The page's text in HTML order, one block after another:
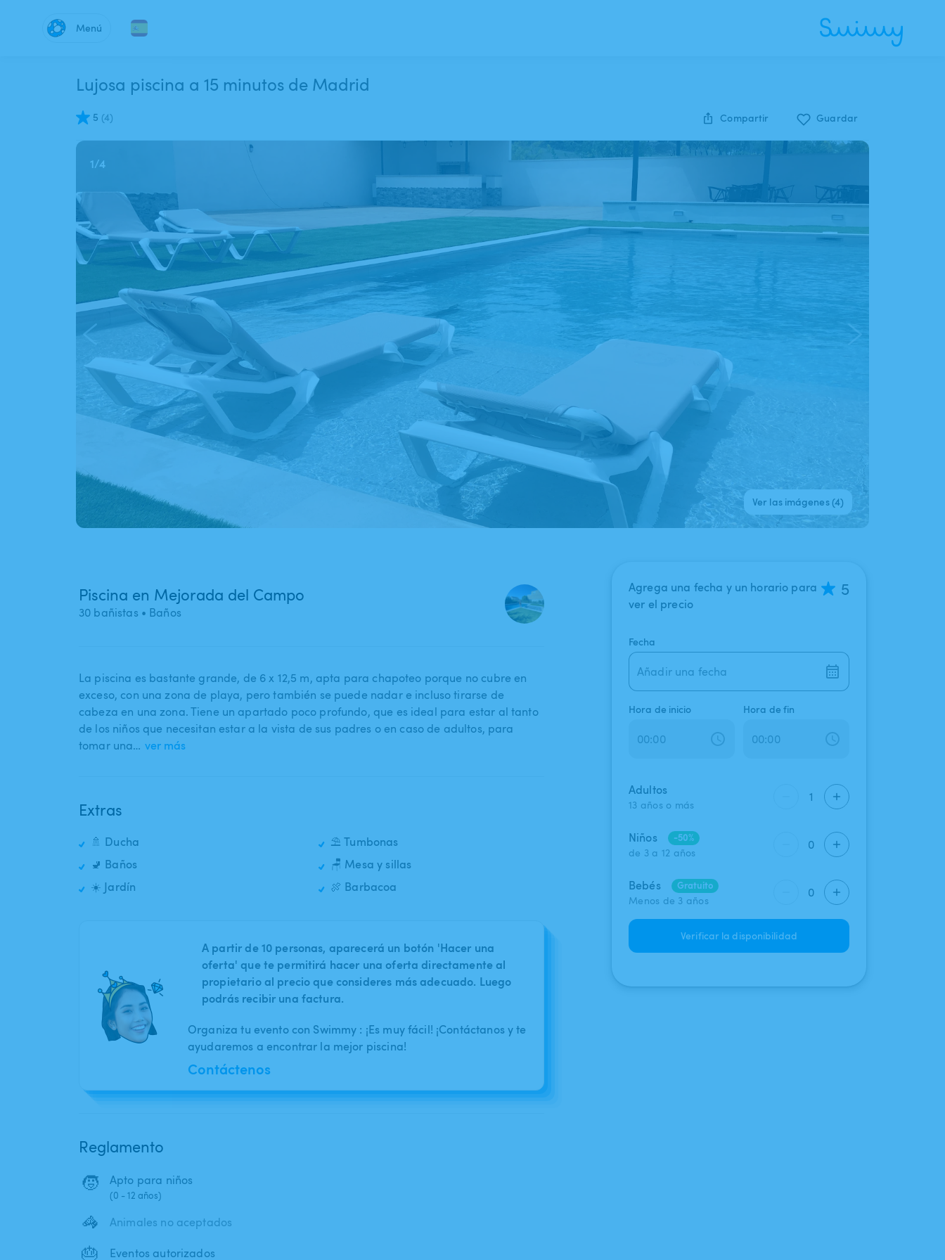
Menú
Lujosa piscina a 15 minutos de Madrid
5 (4) Compartir Guardar
1/4
Ver las imágenes (4)
Piscina en Mejorada del Campo
30 bañistas • Baños
La piscina es bastante grande​,​ de 6 x 12​,​5 m​,​ apta para chapoteo porque no cubre en
exceso​,​ con una zona de playa​,​ pero también se puede nadar e incluso tirarse de
cabeza en una zona. Tiene un apartado poco profundo​,​ que es ideal para estar al tanto
de los niños que necesitan estar a la vista de sus padres o en caso de adultos​,​ para
tomar una… ver más
Extras
🚿 Ducha
🚽 Baños
☀️ Jardín
⛱️ Tumbonas
🪑 Mesa y sillas
🍖 Barbacoa
A partir de 10 personas, aparecerá un botón 'Hacer una
oferta' que te permitirá hacer una oferta directamente al
propietario al precio que consideres más adecuado. Luego
podrás recibir una factura.
Organiza tu evento con Swimmy : ¡Es muy fácil! ¡Contáctanos y te
ayudaremos a encontrar la mejor piscina!
Contáctenos
Reglamento
🧒 Apto para niños
(0 - 12 años)
🦓 Animales no aceptados
🎂 Eventos autorizados
Agrega una fecha y un horario para
ver el precio
5
Fecha
Añadir una fecha
Hora de inicio Hora de fin
Adultos
13 años o más
1
Niños
-50%
de 3 a 12 años
0
Bebés
Gratuito
Menos de 3 años
0
Verificar la disponibilidad